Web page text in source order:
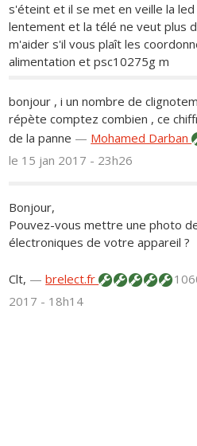
s'éteint et il se met en veille la
lentement et la télé ne veut plus
m'aider s'il vous plaît les
alimentation et psc10275g m
bonjour , i un nombre de
répète comptez combien , ce
de la panne — Mohamed Darban
le 15 jan 2017 - 23h26
Bonjour,
Pouvez-vous mettre une photo
électroniques de votre appareil ?
Clt, —brelect.fr
2017 - 18h14